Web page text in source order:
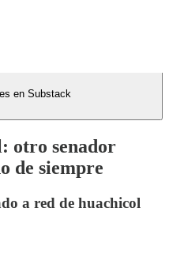
en Substack
otro senador
de siempre
a red de huachicol